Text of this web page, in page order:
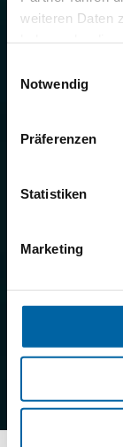
weiteren Daten
Notwendig
Präferenzen
Statistiken
Marketing